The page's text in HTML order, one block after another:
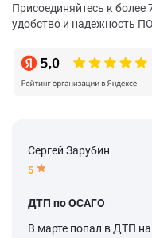
Присоединяйтесь к
удобство и надежность
Сергей Зарубин
5
ДТП по ОСАГО
В марте попал в ДТП